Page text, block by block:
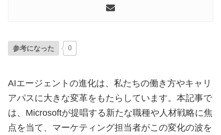
参考になった 0
AIエージェントの進化は、私たちの働き方やキャリ
アパスに大きな変革をもたらしています。本記事で
は、Microsoftが提唱する新たな職種や人材戦略に焦
点を当て、マーケティング担当者がこの変化の波を